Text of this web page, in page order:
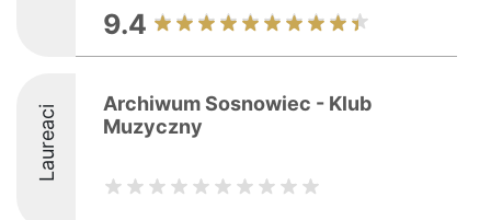
9.4
Laureaci
Archiwum Sosnowiec - Klub
Muzyczny